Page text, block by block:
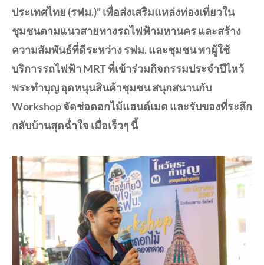
ประเทศไทย (รฟม.)” เพื่อส่งเสริมแหล่งท่องเที่ยวใน
ชุมชนตามแนวสายทางรถไฟฟ้ามหานคร และสร้าง
ความสัมพันธ์ที่ดีระหว่าง รฟม. และชุมชน พาผู้ใช้
บริการรถไฟฟ้า MRT ที่เข้าร่วมกิจกรรมประจำปีไหว้
พระทำบุญ อุดหนุนสินค้าชุมชน สนุกสนานกับ
Workshop จัดช่อดอกไม้แฮนด์เมด และรับของที่ระลึก
กลับบ้านสุดฉ่ำใจ เมื่อเร็วๆ นี้